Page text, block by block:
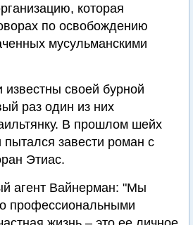
которая
по освобождению
мусульманскими
своей бурной
раз один из них
В прошлом шейх
завести роман с
Этиас.
агент Вайнерман: "Мы
профессиональными